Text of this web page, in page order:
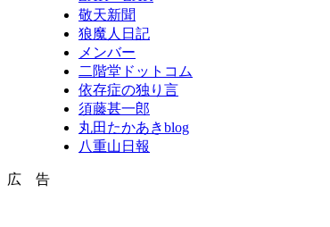
敬天新聞
狼魔人日記
メンバー
二階堂ドットコム
依存症の独り言
須藤甚一郎
丸田たかあきblog
八重山日報
広 告